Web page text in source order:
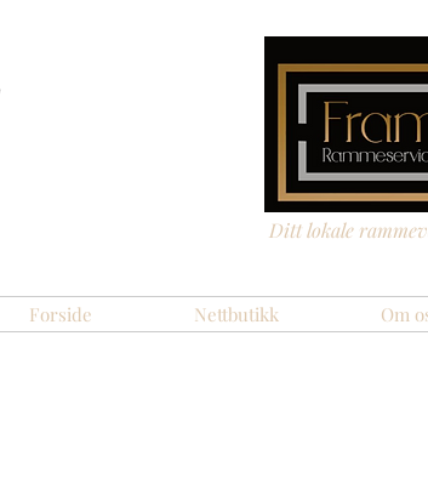
Ditt lokale
Forside Nettbutikk Om